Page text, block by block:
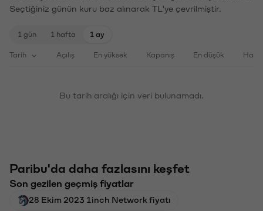
Seçtiğiniz günün kuru baz alınarak TL'ye çevrilmiştir.
1 gün 1 hafta 1 ay
Tarih Açılış En yüksek Kapanış En düşük
Bu tarih aralığı için veri bulunamadı.
Paribu'da daha fazlasını keşfet
Son gezilen geçmiş fiyatlar
28 Ekim 2023 1inch Network fiyatı